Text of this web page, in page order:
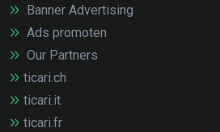
Banner Advertising
Ads promoten
Our Partners
ticari.ch
ticari.it
ticari.fr